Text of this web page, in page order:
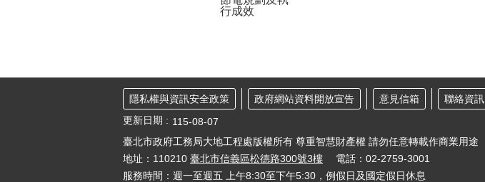
行成效
隱私權與資訊安全政策 政府網站資料開放宣告 意見信箱
聯絡資訊
更新日期
115-08-07
臺北市政府工務局大地工程處版權所有 尊重智慧財產權 請勿任意轉載作商業用途
地址：110210 臺北市信義區松德路300號3樓 電話：02-2759-3001
服務時間：週一至週五 上午8:30至下午5:30，例假日及國定假日休息